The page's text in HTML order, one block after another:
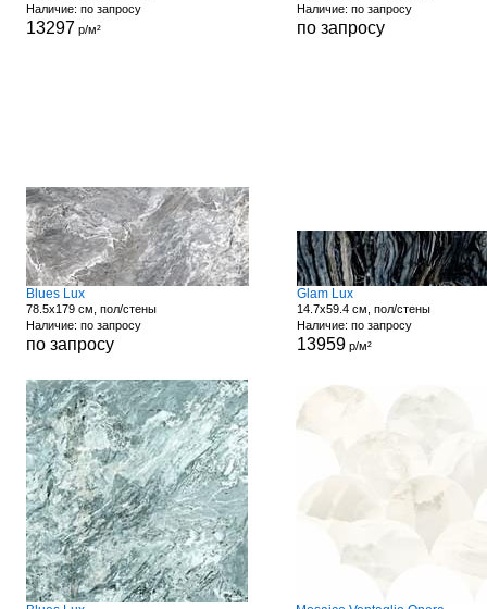
Наличие: по запросу
13297 р/м²
Наличие: по запросу
по запросу
Blues Lux
78.5x179 см, пол/стены
Наличие: по запросу
по запросу
Glam Lux
14.7x59.4 см, пол/стены
Наличие: по запросу
13959 р/м²